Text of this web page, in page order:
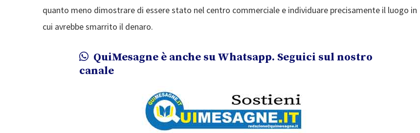
quanto meno dimostrare di essere stato nel centro commerciale e individuare precisamente il luogo in
cui avrebbe smarrito il denaro.
QuiMesagne è anche su Whatsapp. Seguici sul nostro
canale